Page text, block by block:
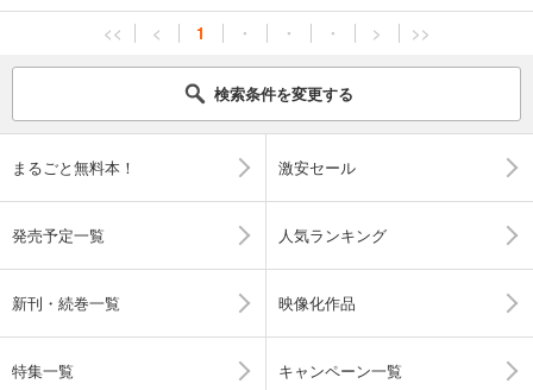
<< < 1 ・ ・ ・ > >>
検索条件を変更する
まるごと無料本！ 激安セール
発売予定一覧 人気ランキング
新刊・続巻一覧 映像化作品
特集一覧 キャンペーン一覧